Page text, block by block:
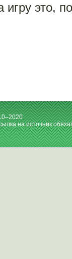
игру это,
на источник